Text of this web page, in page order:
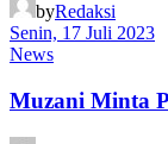
byRedaksi
Senin, 17 Juli 2023
News
Muzani Minta